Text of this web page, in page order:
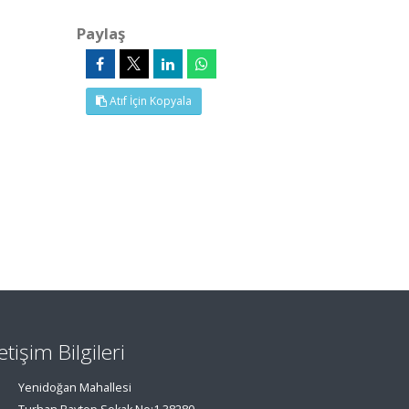
Paylaş
Atıf İçin Kopyala
Bilgileri
Yenidoğan Mahallesi